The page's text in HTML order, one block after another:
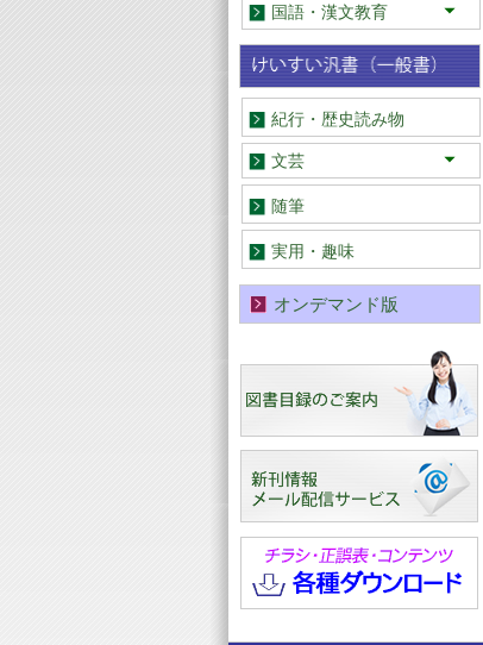
国語・漢文教育
総論
国語教育史
実践史・実践研究
教材研究
読みの指導
話し言葉教育
作文・表現教育
古文・古典教育
漢文教育
紀行・歴史読み物
文芸
小説・童話
歌集・詩集・句集
文芸評論
随筆
実用・趣味
オンデマンド版